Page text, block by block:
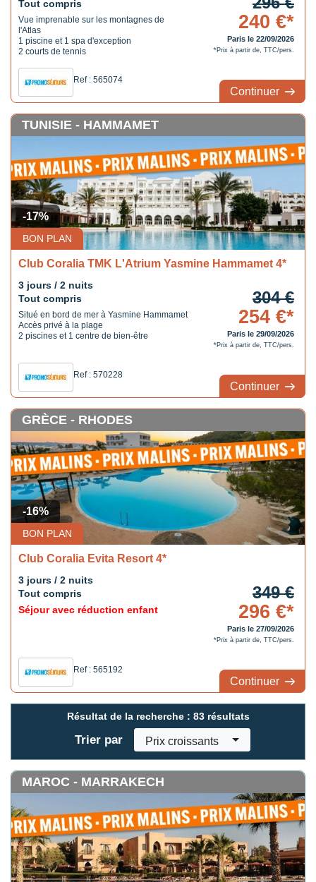
Tout compris
Vue imprenable sur les montagnes de
l'Atlas
1 piscine et 1 spa d'exception
2 courts de tennis
Ref : 565074
240 €*
Paris le 22/09/2026
*Prix à partir de, TTC/pers.
Continuer
BON PLAN
-17%
TUNISIE - HAMMAMET
Club Coralia TMK L'Atrium Yasmine Hammamet 4*
3 jours / 2 nuits
Tout compris
Situé en bord de mer à Yasmine Hammamet
Accès privé à la plage
2 piscines et 1 centre de bien-être
Ref : 570228
304 €
254 €*
Paris le 29/09/2026
*Prix à partir de, TTC/pers.
Continuer
BON PLAN
-16%
GRÈCE - RHODES
Club Coralia Evita Resort 4*
3 jours / 2 nuits
Tout compris
Séjour avec réduction enfant
Ref : 565192
349 €
296 €*
Paris le 27/09/2026
*Prix à partir de, TTC/pers.
Continuer
Résultat de la recherche : 83 résultats
Trier par Prix croissants
MAROC - MARRAKECH